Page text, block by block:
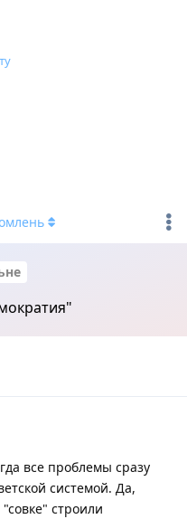
все проблемы сразу
системой. Да,
строили